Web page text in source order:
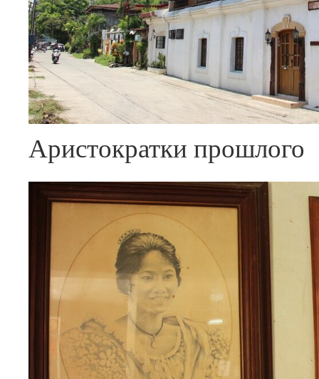
Аристократки прошлого